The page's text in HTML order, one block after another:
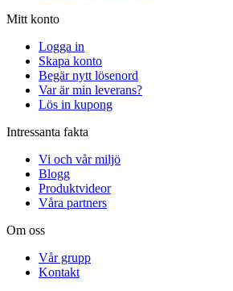
Mitt konto
Logga in
Skapa konto
Begär nytt lösenord
Var är min leverans?
Lös in kupong
Intressanta fakta
Vi och vår miljö
Blogg
Produktvideor
Våra partners
Om oss
Vår grupp
Kontakt